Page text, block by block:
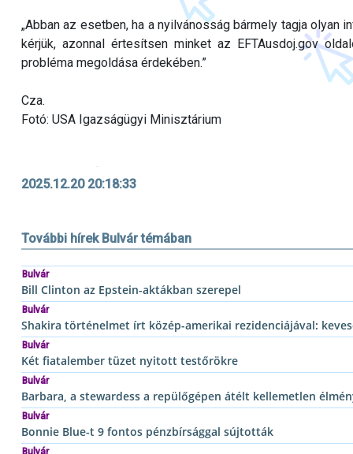
„Abban az esetben, ha a nyilvánosság bármely tagja
kérjük, azonnal értesítsen minket az EFTAusdoj.gov
probléma megoldása érdekében.”
Cza.
Fotó: USA Igazságügyi Minisztárium
2025.12.20 20:18:33
További hírek Bulvár témában
Bulvár
Bill Clinton az Epstein-aktákban szerepel
Bulvár
Shakira történelmet írt közép-amerikai rezidenciájával:
Bulvár
Két fiatalember tüzet nyitott testőrökre
Bulvár
Barbara, a stewardess a repülőgépen átélt kellemetlen
Bulvár
Bonnie Blue-t 9 fontos pénzbírsággal sújtották
Bulvár